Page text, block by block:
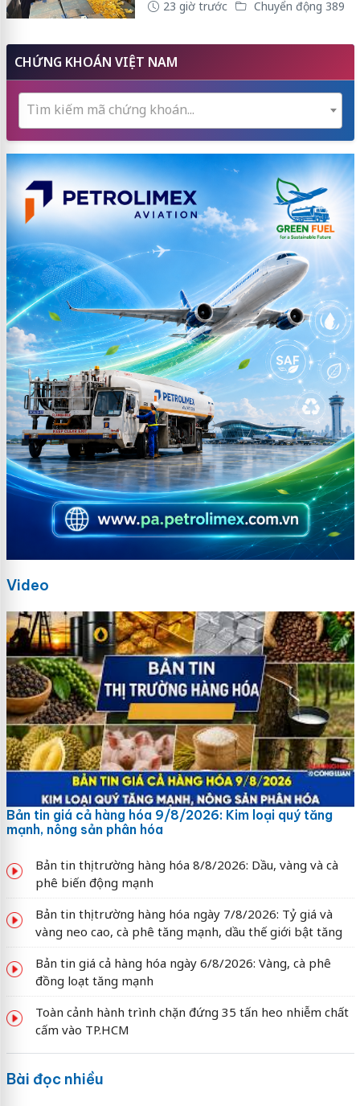
23 giờ trước Chuyển động 389
CHỨNG KHOÁN VIỆT NAM
Tìm kiếm mã chứng khoán...
Video
Bản tin giá cả hàng hóa 9/8/2026: Kim loại quý tăng
mạnh, nông sản phân hóa
Bản tin thị trường hàng hóa 8/8/2026: Dầu, vàng và cà
phê biến động mạnh
Bản tin thị trường hàng hóa ngày 7/8/2026: Tỷ giá và
vàng neo cao, cà phê tăng mạnh, dầu thế giới bật tăng
Bản tin giá cả hàng hóa ngày 6/8/2026: Vàng, cà phê
đồng loạt tăng mạnh
Toàn cảnh hành trình chặn đứng 35 tấn heo nhiễm chất
cấm vào TP.HCM
Bài đọc nhiều